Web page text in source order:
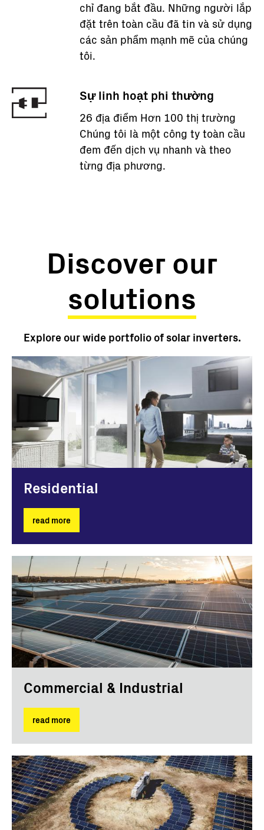
chỉ đang bắt đầu. Những người lắp
đặt trên toàn cầu đã tin và sử dụng
các sản phẩm mạnh mẽ của chúng
tôi.
Sự linh hoạt phi thường
26 địa điểm Hơn 100 thị trường
Chúng tôi là một công ty toàn cầu
đem đến dịch vụ nhanh và theo
từng địa phương.
Discover our
solutions
Explore our wide portfolio of solar inverters.
Residential
read more
Commercial & Industrial
read more